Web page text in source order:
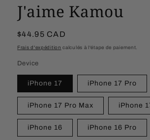
J'aime Kamou
Prix
habituel
$44.95 CAD
Frais d'expédition calculés à l'étape de paiement.
Device
iPhone 17 iPhone 17 Pro
iPhone 17 Pro Max iPhone
iPhone 16 iPhone 16 Pro